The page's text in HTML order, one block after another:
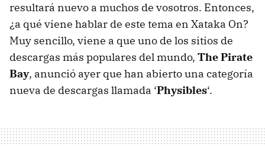
resultará nuevo a muchos de vosotros. Entonces,
¿a qué viene hablar de este tema en Xataka On?
Muy sencillo, viene a que uno de los sitios de
descargas más populares del mundo, The Pirate
Bay, anunció ayer que han abierto una categoría
nueva de descargas llamada ‘Physibles‘.